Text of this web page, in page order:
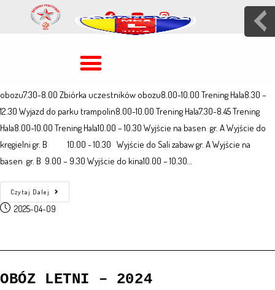
PLAN OBOZU ZIMA 2024
16.027.30 - 8.00 Zbiórka uczestników obozu7.30 - 8.00 Zbiórka uczestników
obozu7.30-8.00 Zbiórka uczestników obozu8.00-10.00 Trening Hala8.30 –
12.30 Wyjazd do parku trampolin8.00-10.00 Trening Hala7.30-8.45 Trening
Hala8.00-10.00 Trening Hala10.00 – 10.30 Wyjście na basen gr. A Wyjście do
kręgielni gr. B 10.00 - 10.30 Wyjście do Sali zabaw gr. A Wyjście na
basen gr. B 9.00 – 9.30 Wyjście do kina10.00 – 10.30…
Czytaj Dalej
2025-04-09
OBÓZ LETNI – 2024